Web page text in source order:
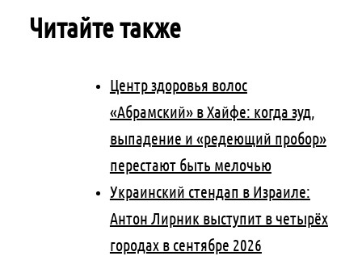
Читайте также
Центр здоровья волос
«Абрaмский» в Хайфе: когда зуд,
выпадение и «редеющий пробор»
перестают быть мелочью
Украинский стендап в Израиле:
Антон Лирник выступит в четырёх
городах в сентябре 2026